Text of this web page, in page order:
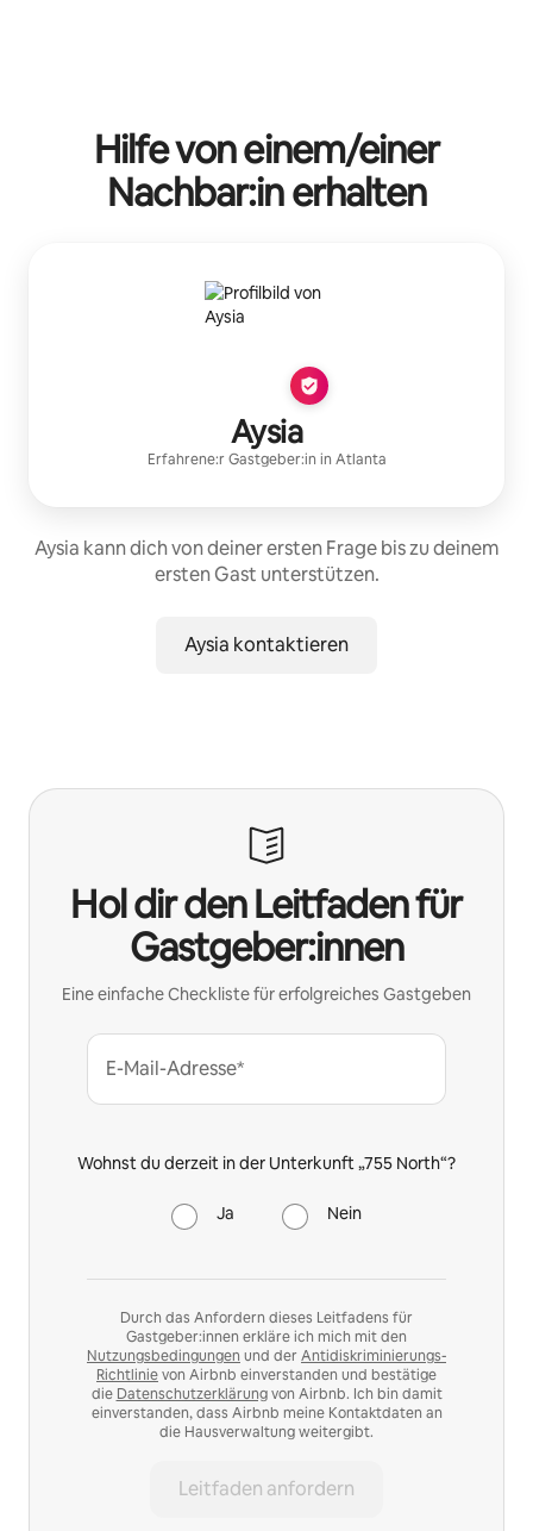
Hilfe von einem/einer
Nachbar:in erhalten
Aysia
Erfahrene:r Gastgeber:in in Atlanta
Aysia kann dich von deiner ersten Frage bis zu deinem
ersten Gast unterstützen.
Aysia kontaktieren
Hol dir den Leitfaden für
Gastgeber:innen
Eine einfache Checkliste für erfolgreiches Gastgeben
E-Mail-Adresse*
Wohnst du derzeit in der Unterkunft „755 North“?
Ja Nein
Durch das Anfordern dieses Leitfadens für
Gastgeber:innen erkläre ich mich mit den
Nutzungsbedingungen und der Antidiskriminierungs-
Richtlinievon Airbnb einverstanden und bestätige
die Datenschutzerklärungvon Airbnb. Ich bin damit
einverstanden, dass Airbnb meine Kontaktdaten an
die Hausverwaltung weitergibt.
Leitfaden anfordern